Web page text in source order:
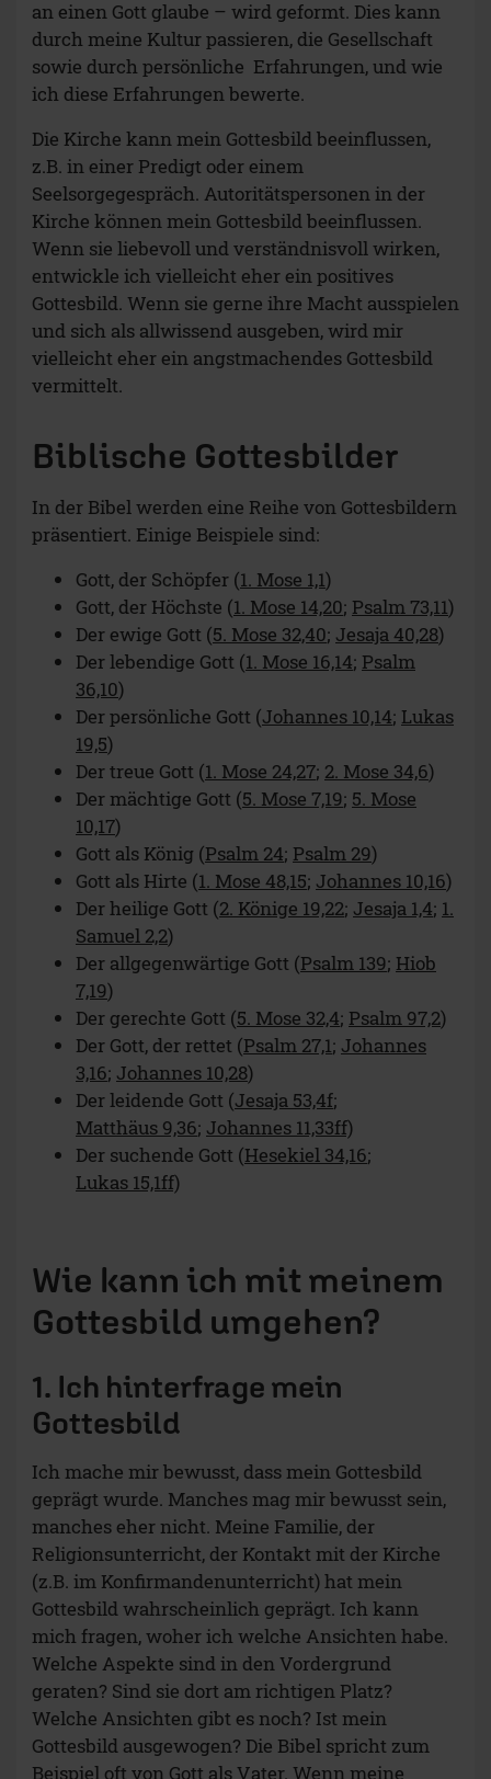
an einen Gott glaube – wird geformt. Dies kann
durch meine Kultur passieren, die Gesellschaft
sowie durch persönliche Erfahrungen, und wie
ich diese Erfahrungen bewerte.
Die Kirche kann mein Gottesbild beeinflussen,
z.B. in einer Predigt oder einem
Seelsorgegespräch. Autoritätspersonen in der
Kirche können mein Gottesbild beeinflussen.
Wenn sie liebevoll und verständnisvoll wirken,
entwickle ich vielleicht eher ein positives
Gottesbild. Wenn sie gerne ihre Macht ausspielen
und sich als allwissend ausgeben, wird mir
vielleicht eher ein angstmachendes Gottesbild
vermittelt.
Biblische Gottesbilder
In der Bibel werden eine Reihe von Gottesbildern
präsentiert. Einige Beispiele sind:
Gott, der Schöpfer (1. Mose 1,1)
Gott, der Höchste (1. Mose 14,20; Psalm 73,11)
Der ewige Gott (5. Mose 32,40; Jesaja 40,28)
Der lebendige Gott (1. Mose 16,14; Psalm
36,10)
Der persönliche Gott (Johannes 10,14; Lukas
19,5)
Der treue Gott (1. Mose 24,27; 2. Mose 34,6)
Der mächtige Gott (5. Mose 7,19; 5. Mose
10,17)
Gott als König (Psalm 24; Psalm 29)
Gott als Hirte (1. Mose 48,15; Johannes 10,16)
Der heilige Gott (2. Könige 19,22; Jesaja 1,4; 1.
Samuel 2,2)
Der allgegenwärtige Gott (Psalm 139; Hiob
7,19)
Der gerechte Gott (5. Mose 32,4; Psalm 97,2)
Der Gott, der rettet (Psalm 27,1; Johannes
3,16; Johannes 10,28)
Der leidende Gott (Jesaja 53,4f;
Matthäus 9,36; Johannes 11,33ff)
Der suchende Gott (Hesekiel 34,16;
Lukas 15,1ff)
Wie kann ich mit meinem
Gottesbild umgehen?
1. Ich hinterfrage mein
Gottesbild
Ich mache mir bewusst, dass mein Gottesbild
geprägt wurde. Manches mag mir bewusst sein,
manches eher nicht. Meine Familie, der
Religionsunterricht, der Kontakt mit der Kirche
(z.B. im Konfirmandenunterricht) hat mein
Gottesbild wahrscheinlich geprägt. Ich kann
mich fragen, woher ich welche Ansichten habe.
Welche Aspekte sind in den Vordergrund
geraten? Sind sie dort am richtigen Platz?
Welche Ansichten gibt es noch? Ist mein
Gottesbild ausgewogen? Die Bibel spricht zum
Beispiel oft von Gott als Vater. Wenn meine